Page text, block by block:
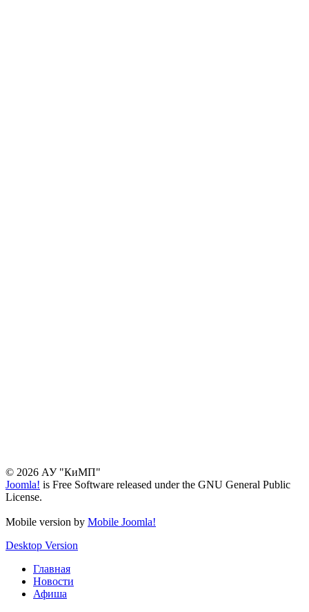
© 2026 АУ "КиМП"
Joomla! is Free Software released under the GNU General Public
License.
Mobile version by Mobile Joomla!
Desktop Version
Главная
Новости
Афиша